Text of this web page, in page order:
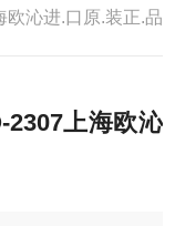
欧沁进.口原.装正.品
2307上海欧沁